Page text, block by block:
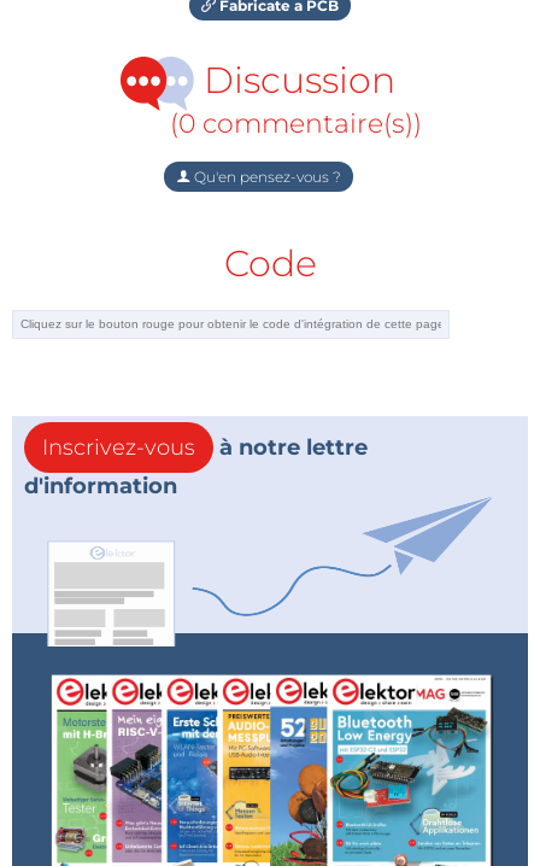
Fabricate a PCB
Discussion
(0 commentaire(s))
Qu'en pensez-vous ?
Code
Inscrivez-vous
à notre lettre
d'information